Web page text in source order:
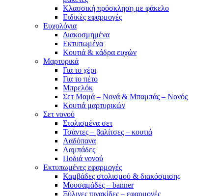
Κλασσική πρόσκληση με φάκελο
Ειδικές εφαρμογές
Ευχολόγια
Διακοσμημένα
Εκτυπωμένα
Κουτιά & κάδρα ευχών
Μαρτυρικά
Για το χέρι
Για το πέτο
Μπρελόκ
Σετ Μαμά – Νονά & Μπαμπάς – Νονός
Κουτιά μαρτυρικών
Σετ νονού
Στολισμένα σετ
Τσάντες – βαλίτσες – κουτιά
Λαδόπανα
Λαμπάδες
Ποδιά νονού
Εκτυπωμένες εφαρμογές
Καμβάδες στολισμού & διακόσμισης
Μουσαμάδες – banner
Ξύλινες πινακίδες – εφαρμογές